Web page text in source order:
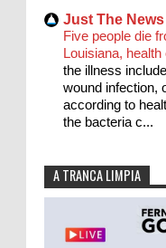
Just The
Five people die
Louisiana,
the illness
wound infection,
according to
the bacteria c...
A TRANCA LIMPIA